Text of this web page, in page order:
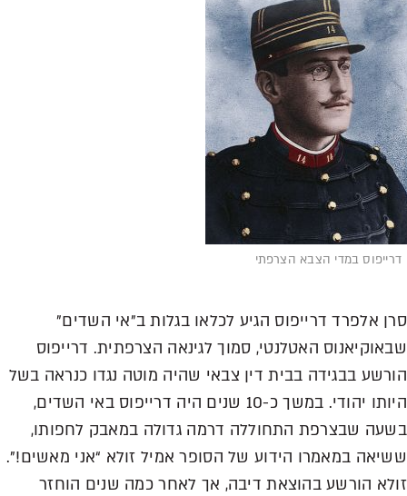
במדי הצבא הצרפתי
אלפרד דרייפוס הגיע לכלאו בגלות ב”אי השדים”
האטלנטי, סמוך לגינאה הצרפתית. דרייפוס
בבגידה בבית דין צבאי שהיה מוטה נגדו כנראה בשל
היותו יהודי. במשך כ-10 שנים היה דרייפוס באי השדים,
שבצרפת התחוללה דרמה גדולה במאבק לחפותו,
במאמרו הידוע של הסופר אמיל זולא “אני מאשים!”.
הורשע בהוצאת דיבה, אך לאחר כמה שנים הוחזר